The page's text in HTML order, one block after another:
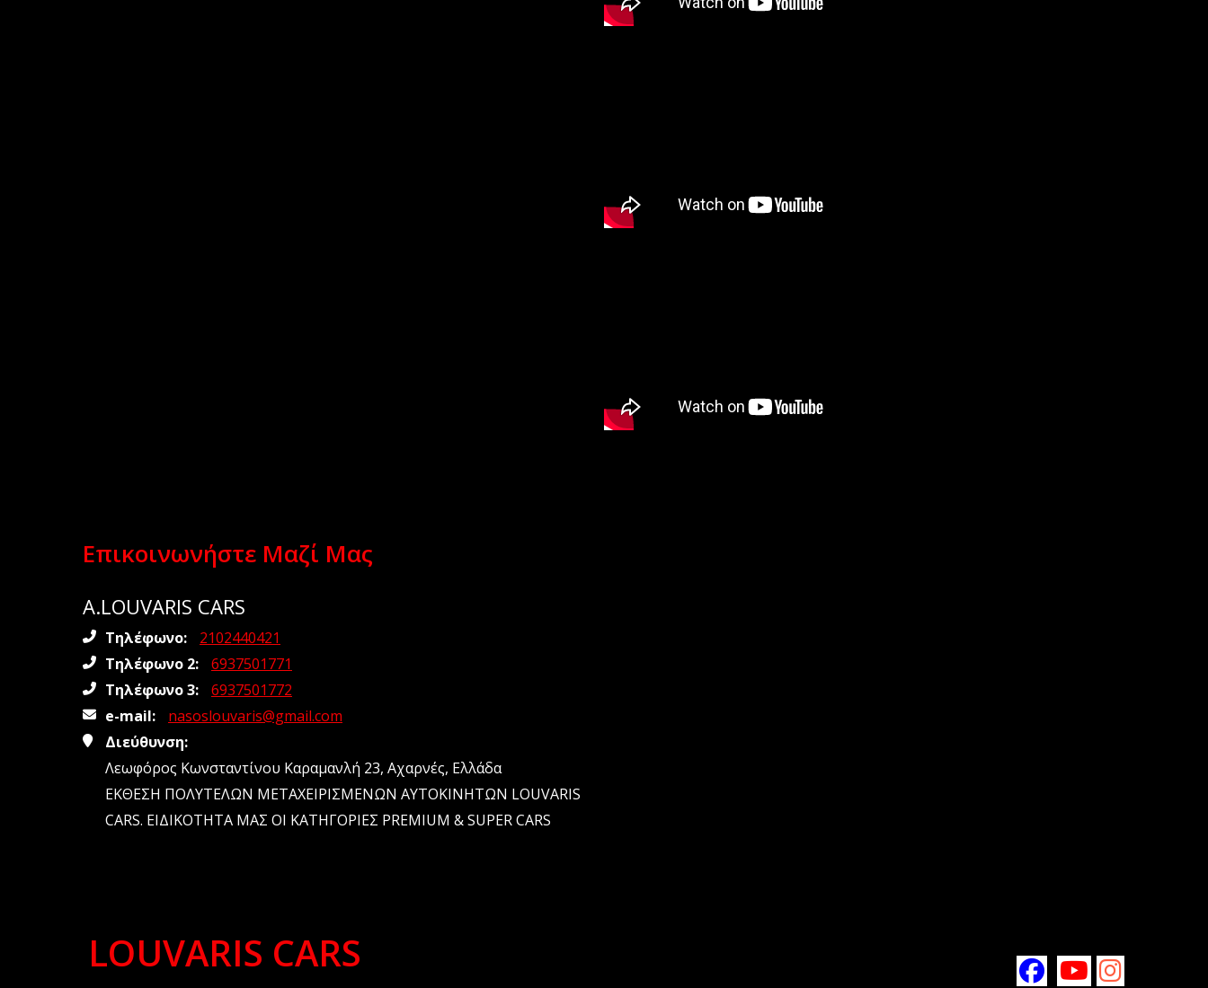
Επικοινωνήστε Μαζί Μας
A.LOUVARIS CARS
Τηλέφωνο:
2102440421
Τηλέφωνο 2:
6937501771
Τηλέφωνο 3:
6937501772
e-mail:
nasoslouvaris@gmail.com
Διεύθυνση:
Λεωφόρος Κωνσταντίνου Καραμανλή 23, Αχαρνές, Ελλάδα
ΕΚΘΕΣΗ ΠΟΛΥΤΕΛΩΝ ΜΕΤΑΧΕΙΡΙΣΜΕΝΩΝ ΑΥΤΟΚΙΝΗΤΩΝ LOUVARIS
CARS. ΕΙΔΙΚΟΤΗΤΑ ΜΑΣ ΟΙ ΚΑΤΗΓΟΡΙΕΣ PREMIUM & SUPER CARS
LOUVARIS CARS